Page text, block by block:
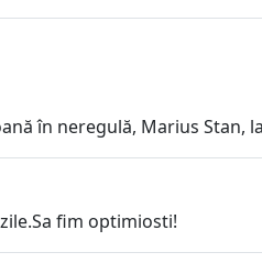
în neregulă, Marius
fim optimiosti!